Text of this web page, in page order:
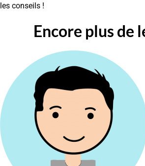
les conseils !
Encore plus de